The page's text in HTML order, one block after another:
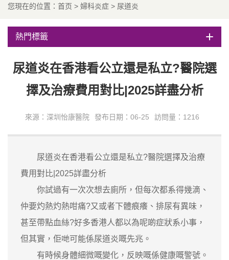
您現在的位置： 首页 > 婦科炎症 > 尿道炎
熱門標籤
尿道炎在香港看公立還是私立?醫院選
擇及治療費用對比|2025詳盡分析
來源：深圳怡康醫院 發布日期：06-25 訪問量：1216
尿道炎在香港看公立還是私立?醫院選擇及治療
費用對比|2025詳盡分析
你試過有一次次想去廁所，但每次都系得幾滴、
仲要灼熱灼熱咁痛?又或者下體痕癢、排尿有異味，
甚至帶點血絲?好多香港人都以為呢啲症狀系小事，
但其實，佢哋可能係尿道炎嘅先兆。
有時候身體細微嘅變化，反映嘅係健康嘅警號。